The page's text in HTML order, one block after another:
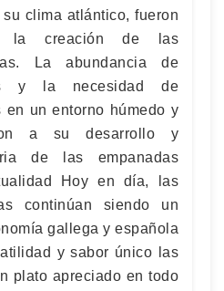
clima atlántico, fueron
la creación de las
La abundancia de
y la necesidad de
en un entorno húmedo y
a su desarrollo y
de las empanadas
Hoy en día, las
continúan siendo un
gallega y española
y sabor único las
plato apreciado en todo